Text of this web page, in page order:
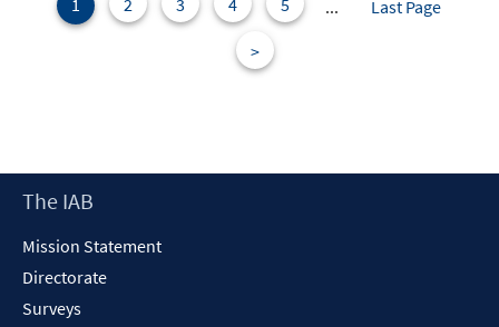
1 2 3 4 5 ...
Last Page
>
Footer
The IAB
Mission Statement
Directorate
Surveys